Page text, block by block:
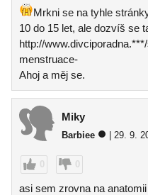
Mrkni se na tyhle
10 do 15 let, ale dozvíš se
http://
menstruace-
Ahoj a měj se.
Miky
Barbiee | 29. 9.
0 0
asi sem zrovna na